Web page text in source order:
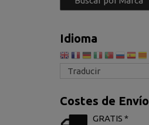
Idioma
Costes de Envío
GRATIS *